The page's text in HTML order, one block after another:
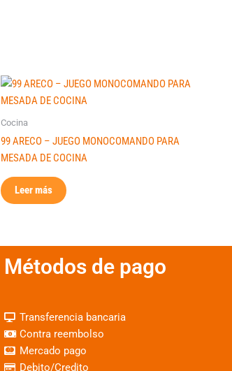
Cocina
99 ARECO – JUEGO MONOCOMANDO PARA
MESADA DE COCINA
Leer más
Métodos de pago
Transferencia bancaria
Contra reembolso
Mercado pago
Debito/Credito